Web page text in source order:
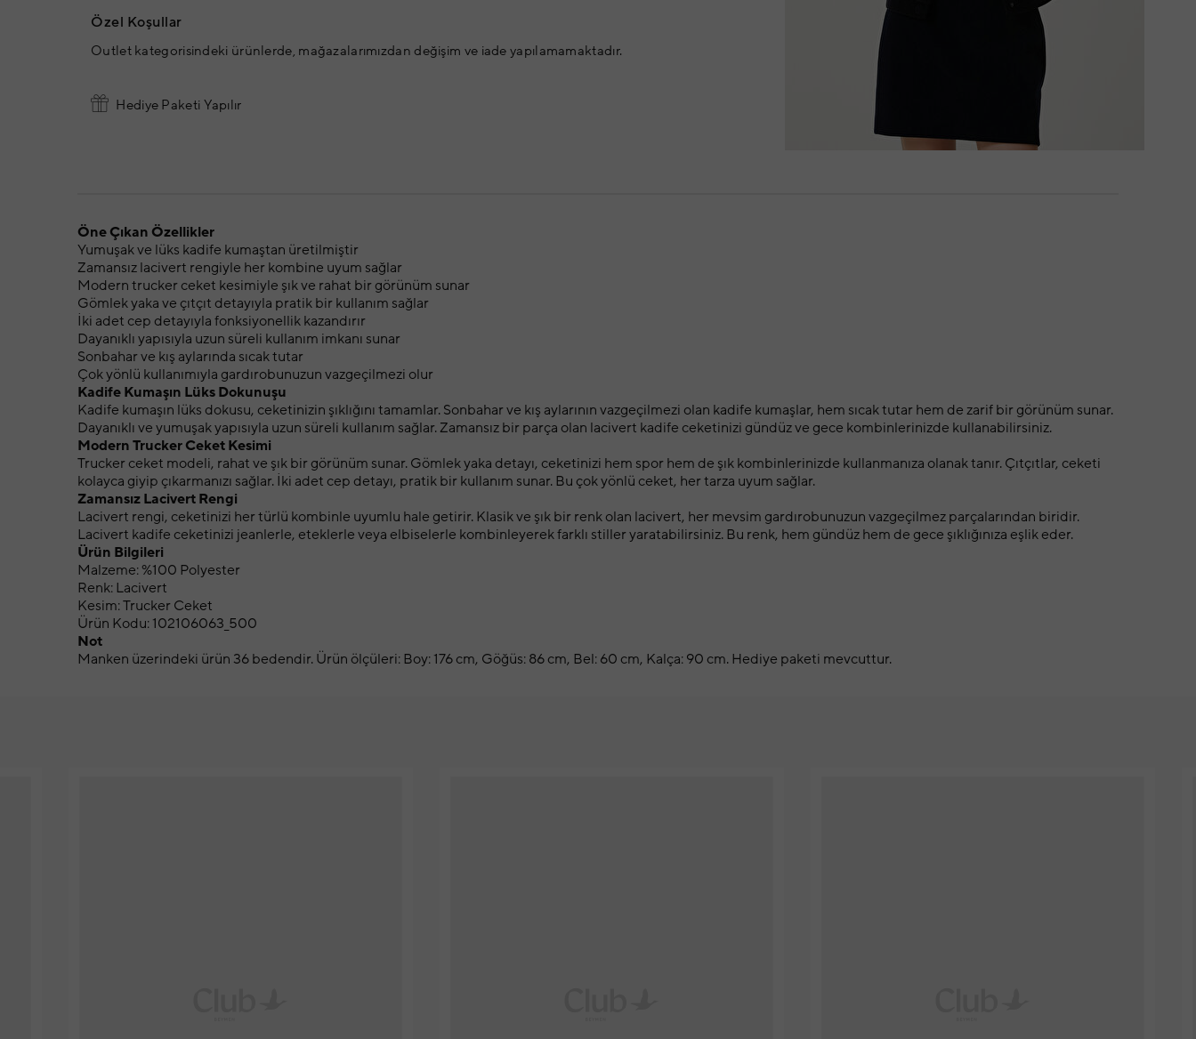
Özel Koşullar
Outlet kategorisindeki ürünlerde, mağazalarımızdan değişim ve iade yapılamamaktadır.
Hediye Paketi Yapılır
Öne Çıkan Özellikler
Yumuşak ve lüks kadife kumaştan üretilmiştir
Zamansız lacivert rengiyle her kombine uyum sağlar
Modern trucker ceket kesimiyle şık ve rahat bir görünüm sunar
Gömlek yaka ve çıtçıt detayıyla pratik bir kullanım sağlar
İki adet cep detayıyla fonksiyonellik kazandırır
Dayanıklı yapısıyla uzun süreli kullanım imkanı sunar
Sonbahar ve kış aylarında sıcak tutar
Çok yönlü kullanımıyla gardırobunuzun vazgeçilmezi olur
Kadife Kumaşın Lüks Dokunuşu
Kadife kumaşın lüks dokusu, ceketinizin şıklığını tamamlar. Sonbahar ve kış aylarının vazgeçilmezi olan kadife kumaşlar, hem sıcak tutar hem de zarif bir görünüm sunar.
Dayanıklı ve yumuşak yapısıyla uzun süreli kullanım sağlar. Zamansız bir parça olan lacivert kadife ceketinizi gündüz ve gece kombinlerinizde kullanabilirsiniz.
Modern Trucker Ceket Kesimi
Trucker ceket modeli, rahat ve şık bir görünüm sunar. Gömlek yaka detayı, ceketinizi hem spor hem de şık kombinlerinizde kullanmanıza olanak tanır. Çıtçıtlar, ceketi
kolayca giyip çıkarmanızı sağlar. İki adet cep detayı, pratik bir kullanım sunar. Bu çok yönlü ceket, her tarza uyum sağlar.
Zamansız Lacivert Rengi
Lacivert rengi, ceketinizi her türlü kombinle uyumlu hale getirir. Klasik ve şık bir renk olan lacivert, her mevsim gardırobunuzun vazgeçilmez parçalarından biridir.
Lacivert kadife ceketinizi jeanlerle, eteklerle veya elbiselerle kombinleyerek farklı stiller yaratabilirsiniz. Bu renk, hem gündüz hem de gece şıklığınıza eşlik eder.
Ürün Bilgileri
Malzeme: %100 Polyester
Renk: Lacivert
Kesim: Trucker Ceket
Ürün Kodu: 102106063_500
Not
Manken üzerindeki ürün 36 bedendir. Ürün ölçüleri: Boy: 176 cm, Göğüs: 86 cm, Bel: 60 cm, Kalça: 90 cm. Hediye paketi mevcuttur.